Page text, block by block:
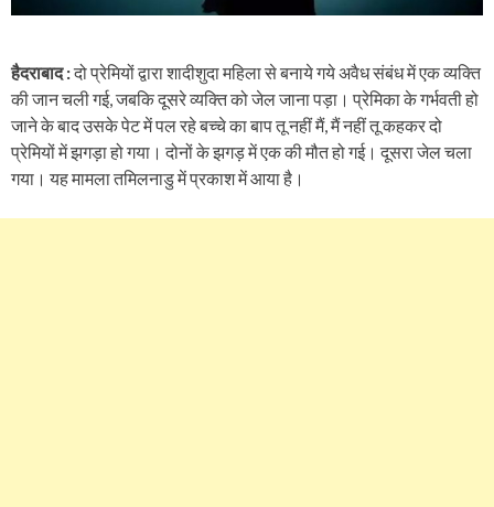
हैदराबाद :दो प्रेमियों द्वारा शादीशुदा महिला से बनाये गये अवैध संबंध में एक व्यक्ति
की जान चली गई, जबकि दूसरे व्यक्ति को जेल जाना पड़ा। प्रेमिका के गर्भवती हो
जाने के बाद उसके पेट में पल रहे बच्चे का बाप तू नहीं मैं, मैं नहीं तू कहकर दो
प्रेमियों में झगड़ा हो गया। दोनों के झगड़ में एक की मौत हो गई। दूसरा जेल चला
गया। यह मामला तमिलनाडु में प्रकाश में आया है।